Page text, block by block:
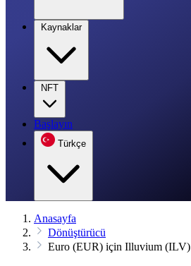
Kaynaklar
NFT
Başlayın
Türkçe
Anasayfa
Dönüştürücü
Euro (EUR) için Illuvium (ILV)